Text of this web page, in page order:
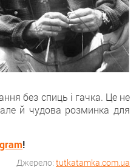
без спиць і гачка. Це не
й чудова розминка для
!
Джерело: tutkatamka.com.ua